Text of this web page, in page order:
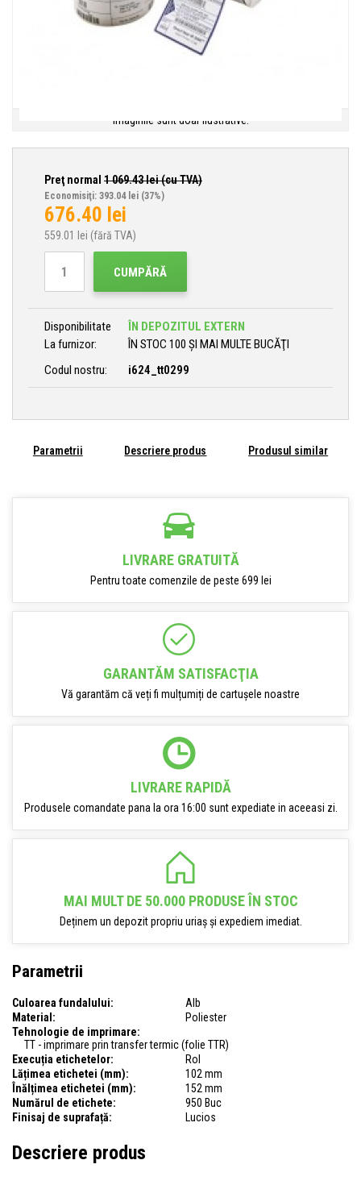
Imaginile sunt doar ilustrative.
Preţ normal 1 069.43lei (cu TVA)
Economisiţi: 393.04 lei (37%)
676.40 lei
559.01 lei (fără TVA)
CUMPĂRĂ
Disponibilitate
ÎN DEPOZITUL EXTERN
La furnizor:
ÎN STOC 100 ȘI MAI MULTE BUCĂŢI
Codul nostru:
i624_tt0299
Parametrii Descriere produs Produsul similar
LIVRARE GRATUITĂ
Pentru toate comenzile de peste 699 lei
GARANTĂM SATISFACŢIA
Vă garantăm că veți fi mulțumiți de cartușele noastre
LIVRARE RAPIDĂ
Produsele comandate pana la ora 16:00 sunt expediate in aceeasi zi.
MAI MULT DE 50.000 PRODUSE ÎN STOC
Deținem un depozit propriu uriaș și expediem imediat.
Parametrii
Culoarea fundalului:
Alb
Material:
Poliester
Tehnologie de imprimare:
TT - imprimare prin transfer termic (folie TTR)
Execuția etichetelor:
Rol
Lățimea etichetei (mm):
102 mm
Înălțimea etichetei (mm):
152 mm
Numărul de etichete:
950 Buc
Finisaj de suprafață:
Lucios
Descriere produs